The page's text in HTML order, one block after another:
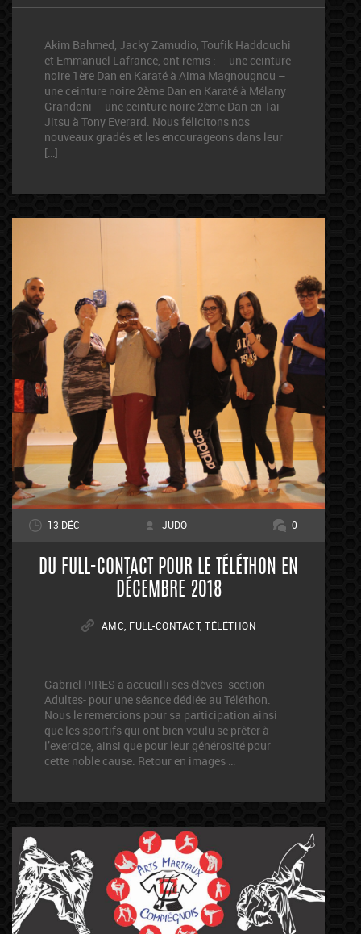
Akim Bahmed, Jacky Zamudio, Toufik Haddouchi
et Emmanuel Lafrance, ont remis : – une ceinture
noire 1ère Dan en Karaté à Aima Magnougnou –
une ceinture noire 2ème Dan en Karaté à Mélany
Grandoni – une ceinture noire 2ème Dan en Taï-
Jitsu à Tony Everard. Nous félicitons nos
nouveaux gradés et les encourageons dans leur
[…]
13 DÉC JUDO 0
DU FULL-CONTACT POUR LE TÉLÉTHON EN
DÉCEMBRE 2018
AMC FULL-CONTACT,TÉLÉTHON
Gabriel PIRES a accueilli ses élèves -section
Adultes- pour une séance dédiée au Téléthon.
Nous le remercions pour sa participation ainsi
que les sportifs qui ont bien voulu se prêter à
l’exercice, ainsi que pour leur générosité pour
cette noble cause. Retour en images …